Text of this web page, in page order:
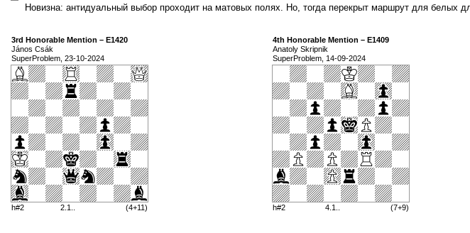
Новизна: антидуальный выбор проходит на матовых полях. Но, тогда перекрыт маршрут для белых
3rd Honorable Mention – E1420
János Csák
SuperProblem, 23-10-2024
h#2 2.1.. (4+11)
4th Honorable Mention – E1409
Anatoly Skripnik
SuperProblem, 14-09-2024
h#2 4.1.. (7+9)